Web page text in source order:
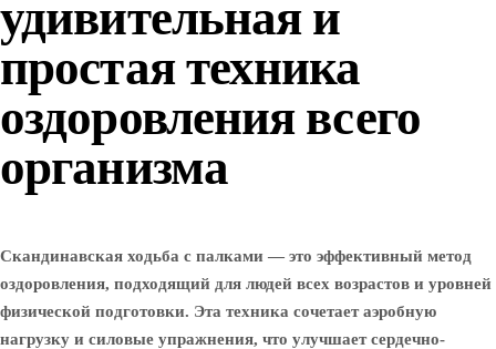
удивительная и
простая техника
оздоровления всего
организма
Скандинавская ходьба с палками — это эффективный метод
оздоровления, подходящий для людей всех возрастов и уровней
физической подготовки. Эта техника сочетает аэробную
нагрузку и силовые упражнения, что улучшает сердечно-